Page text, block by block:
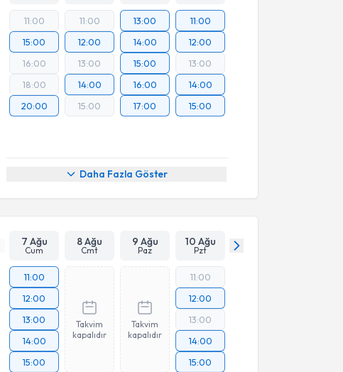
11:00
15:00
16:00
18:00
20:00
11:00
12:00
13:00
14:00
15:00
13:00
14:00
15:00
16:00
17:00
11:00
12:00
13:00
14:00
15:00
Daha Fazla Göster
7 Ağu
Cum
8 Ağu
Cmt
9 Ağu
Paz
10 Ağu
Pzt
11:00
12:00
13:00
14:00
15:00
Takvim
kapalıdır
Takvim
kapalıdır
11:00
12:00
13:00
14:00
15:00